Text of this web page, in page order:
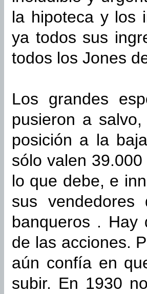
la hipoteca y los
ya todos sus
todos los Jones
Los grandes
pusieron a
posición a la
sólo valen
lo que debe, e
sus
banqueros .
de las acciones.
aún confía en
subir. En 1930